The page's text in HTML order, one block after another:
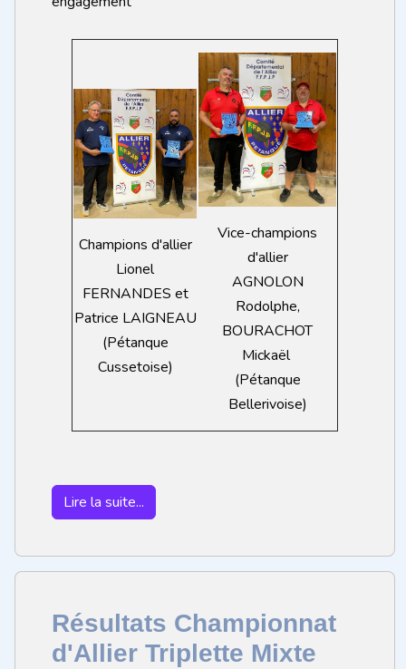
Champions d'allier
Lionel
FERNANDES et
Patrice LAIGNEAU
(Pétanque
Cussetoise)
Vice-champions
d'allier
AGNOLON
Rodolphe,
BOURACHOT
Mickaël
(Pétanque
Bellerivoise)
Lire la suite...
Résultats Championnat
d'Allier Triplette Mixte